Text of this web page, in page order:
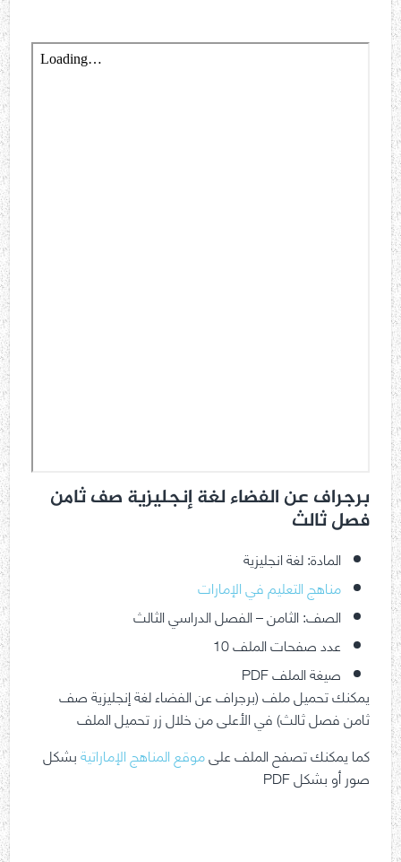
برجراف عن الفضاء لغة إنجليزية صف ثامن
فصل ثالث
المادة: لغة انجليزية
مناهج التعليم في الإمارات
الصف: الثامن – الفصل الدراسي الثالث
عدد صفحات الملف 10
صيغة الملف PDF
يمكنك تحميل ملف (برجراف عن الفضاء لغة إنجليزية صف
ثامن فصل ثالث) في الأعلى من خلال زر تحميل الملف
كما يمكنك تصفح الملف علىموقع المناهج الإماراتيةبشكل
صور أو بشكل PDF